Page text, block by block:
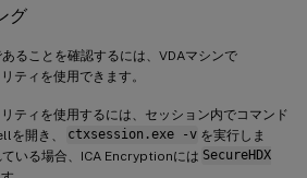
グ
ることを確認するには、VDAマシンで
ティを使用できます。
ティを使用するには、セッション内でコマンド
を開き、
ctxsession.exe -v を実行しま
いる場合、ICA Encryptionには SecureHDX